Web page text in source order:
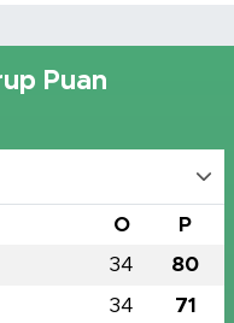
Puan
O P
34 80
34 71